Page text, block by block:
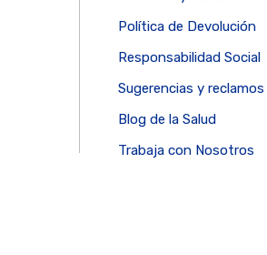
Política de Devolución
Responsabilidad Social
Sugerencias y reclamos
Blog de la Salud
Trabaja con Nosotros